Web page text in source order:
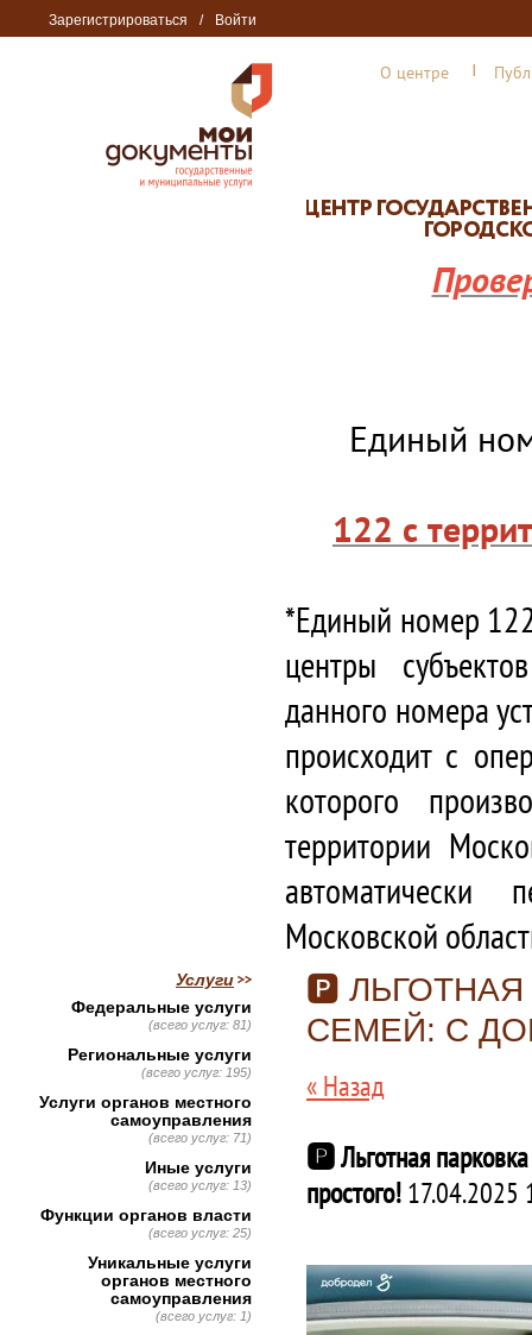
Зарегистрироваться / Войти
О центре
Единый
122 с
*Единый номер
центры
данного номера
происходит с
которого
территории
автоматически
Московской
🅿
СЕМЕЙ: С
« Назад
🅿 Льготная
простого!17.04.2025
Услуги
Федеральные услуги
(всего услуг: 81)
Региональные услуги
(всего услуг: 195)
Услуги органов местного
самоуправления
(всего услуг: 71)
Иные услуги
(всего услуг: 13)
Функции органов власти
(всего услуг: 25)
Уникальные услуги
органов местного
самоуправления
(всего услуг: 1)